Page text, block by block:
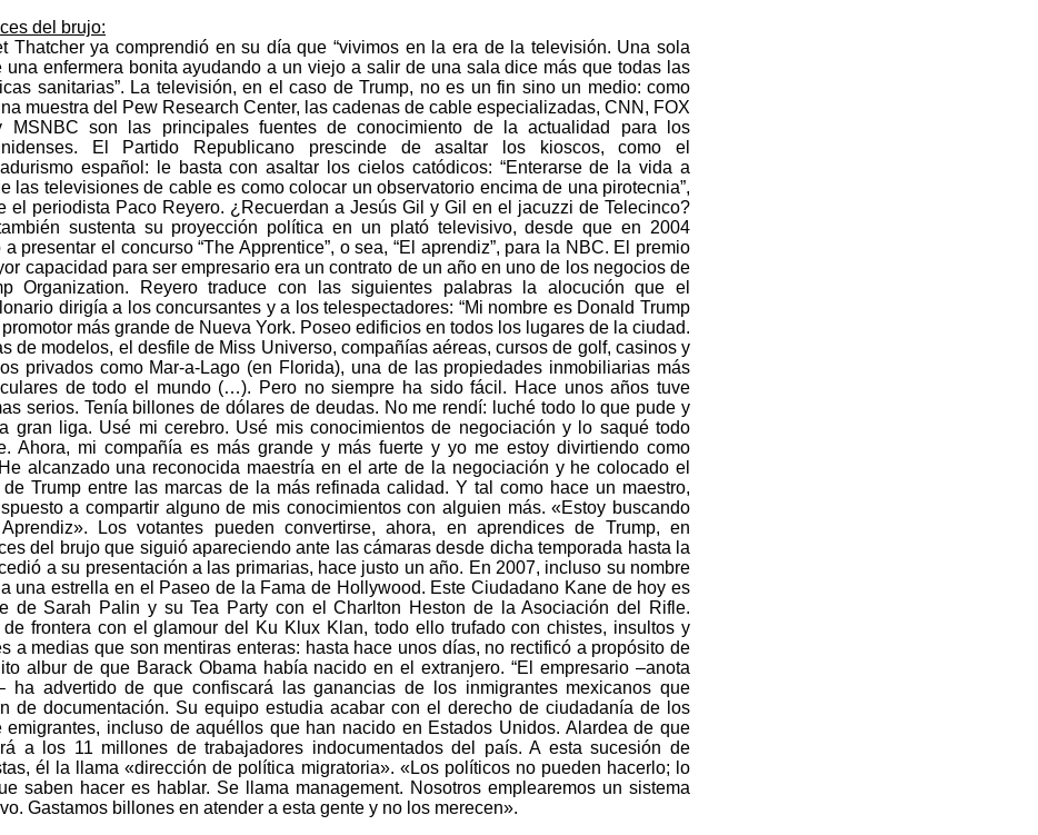
del brujo:
Thatcher ya comprendió en su día que “vivimos en la era de la televisión. Una sola
una enfermera bonita ayudando a un viejo a salir de una sala dice más que todas las
sanitarias”. La televisión, en el caso de Trump, no es un fin sino un medio: como
muestra del Pew Research Center, las cadenas de cable especializadas, CNN, FOX
MSNBC son las principales fuentes de conocimiento de la actualidad para los
El Partido Republicano prescinde de asaltar los kioscos, como el
español: le basta con asaltar los cielos catódicos: “Enterarse de la vida a
las televisiones de cable es como colocar un observatorio encima de una pirotecnia”,
el periodista Paco Reyero. ¿Recuerdan a Jesús Gil y Gil en el jacuzzi de Telecinco?
sustenta su proyección política en un plató televisivo, desde que en 2004
a presentar el concurso “The Apprentice”, o sea, “El aprendiz”, para la NBC. El premio
capacidad para ser empresario era un contrato de un año en uno de los negocios de
Organization. Reyero traduce con las siguientes palabras la alocución que el
dirigía a los concursantes y a los telespectadores: “Mi nombre es Donald Trump
más grande de Nueva York. Poseo edificios en todos los lugares de la ciudad.
de modelos, el desfile de Miss Universo, compañías aéreas, cursos de golf, casinos y
privados como Mar-a-Lago (en Florida), una de las propiedades inmobiliarias más
de todo el mundo (…). Pero no siempre ha sido fácil. Hace unos años tuve
serios. Tenía billones de dólares de deudas. No me rendí: luché todo lo que pude y
gran liga. Usé mi cerebro. Usé mis conocimientos de negociación y lo saqué todo
Ahora, mi compañía es más grande y más fuerte y yo me estoy divirtiendo como
alcanzado una reconocida maestría en el arte de la negociación y he colocado el
de Trump entre las marcas de la más refinada calidad. Y tal como hace un maestro,
a compartir alguno de mis conocimientos con alguien más. «Estoy buscando
Los votantes pueden convertirse, ahora, en aprendices de Trump, en
del brujo que siguió apareciendo ante las cámaras desde dicha temporada hasta la
a su presentación a las primarias, hace justo un año. En 2007, incluso su nombre
una estrella en el Paseo de la Fama de Hollywood. Este Ciudadano Kane de hoy es
de Sarah Palin y su Tea Party con el Charlton Heston de la Asociación del Rifle.
de frontera con el glamour del Ku Klux Klan, todo ello trufado con chistes, insultos y
a medias que son mentiras enteras: hasta hace unos días, no rectificó a propósito de
albur de que Barack Obama había nacido en el extranjero. “El empresario –anota
ha advertido de que confiscará las ganancias de los inmigrantes mexicanos que
de documentación. Su equipo estudia acabar con el derecho de ciudadanía de los
emigrantes, incluso de aquéllos que han nacido en Estados Unidos. Alardea de que
a los 11 millones de trabajadores indocumentados del país. A esta sucesión de
él la llama «dirección de política migratoria». «Los políticos no pueden hacerlo; lo
saben hacer es hablar. Se llama management. Nosotros emplearemos un sistema
Gastamos billones en atender a esta gente y no los merecen».